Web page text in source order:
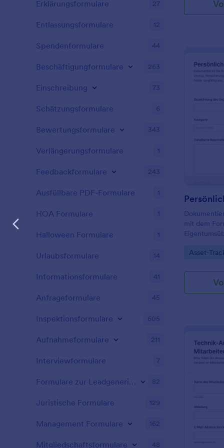
mit dem
zentrale
Go to
Asset-
Erklärungsformulare 27
Entlassungsformulare 12
Spendenformulare 44
Beschäftigungformulare 263
Einschreibung 73
Schätzungsformulare 6
Bewertungsformulare 343
Verlängerungsformulare 1
Feedbackformulare 243
Ausfüllbare PDF-Formulare 1
HOA Formulare 1
Halloween Formulare 1
Urlaubsformulare 14
Informationsformulare 41
Anfrageformulare 45
Inspektionsformulare 605
Aufnahmeformulare 211
Interviewformulare 7
Formulare zur Leadgenerierung 82
Juristische Formulare 129
Management Formulare 162
Mitgliedschaftsformulare 48